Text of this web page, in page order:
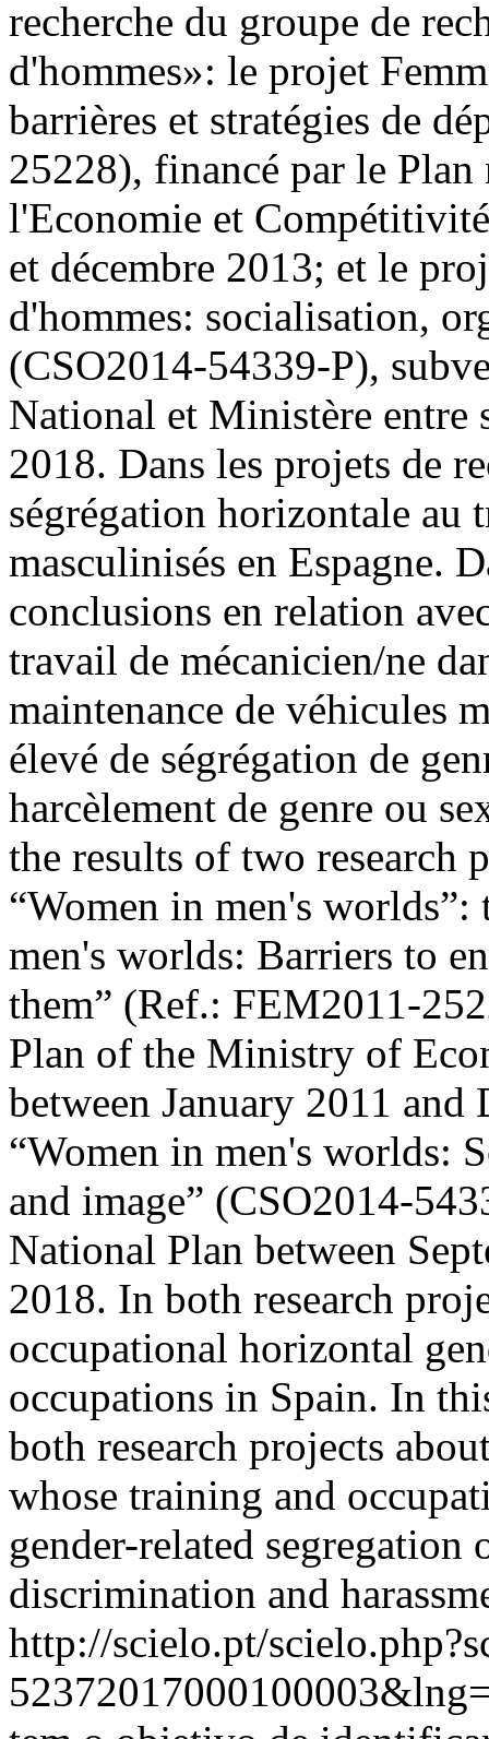
recherche du groupe de
d'hommes»: le projet
barrières et stratégies de
25228), financé par le
l'Economie et
et décembre 2013; et le
d'hommes: socialisation,
(CSO2014-54339-P),
National et Ministère entre
2018. Dans les projets de
ségrégation horizontale au
masculinisés en Espagne.
conclusions en relation
travail de mécanicien/ne
maintenance de véhicules
élevé de ségrégation de
harcèlement de genre ou
the results of two research
“Women in men's worlds”:
men's worlds: Barriers to
them” (Ref.: FEM2011-
Plan of the Ministry of
between January 2011
“Women in men's worlds:
and image” (CSO2014-
National Plan between
2018. In both research
occupational horizontal
occupations in Spain. In
both research projects
whose training and
gender-related segregation
discrimination and
http://scielo.pt/